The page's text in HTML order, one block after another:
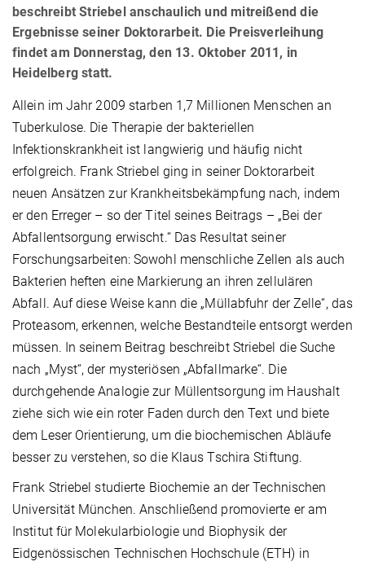
beschreibt Striebel anschaulich und mitreißend die
Ergebnisse seiner Doktorarbeit. Die Preisverleihung
findet am Donnerstag, den 13. Oktober 2011, in
Heidelberg statt.
Allein im Jahr 2009 starben 1,7 Millionen Menschen an
Tuberkulose. Die Therapie der bakteriellen
Infektionskrankheit ist langwierig und häufig nicht
erfolgreich. Frank Striebel ging in seiner Doktorarbeit
neuen Ansätzen zur Krankheitsbekämpfung nach, indem
er den Erreger – so der Titel seines Beitrags – „Bei der
Abfallentsorgung erwischt.“ Das Resultat seiner
Forschungsarbeiten: Sowohl menschliche Zellen als auch
Bakterien heften eine Markierung an ihren zellulären
Abfall. Auf diese Weise kann die „Müllabfuhr der Zelle“, das
Proteasom, erkennen, welche Bestandteile entsorgt werden
müssen. In seinem Beitrag beschreibt Striebel die Suche
nach „Myst“, der mysteriösen „Abfallmarke“. Die
durchgehende Analogie zur Müllentsorgung im Haushalt
ziehe sich wie ein roter Faden durch den Text und biete
dem Leser Orientierung, um die biochemischen Abläufe
besser zu verstehen, so die Klaus Tschira Stiftung.
Frank Striebel studierte Biochemie an der Technischen
Universität München. Anschließend promovierte er am
Institut für Molekularbiologie und Biophysik der
Eidgenössischen Technischen Hochschule (ETH) in